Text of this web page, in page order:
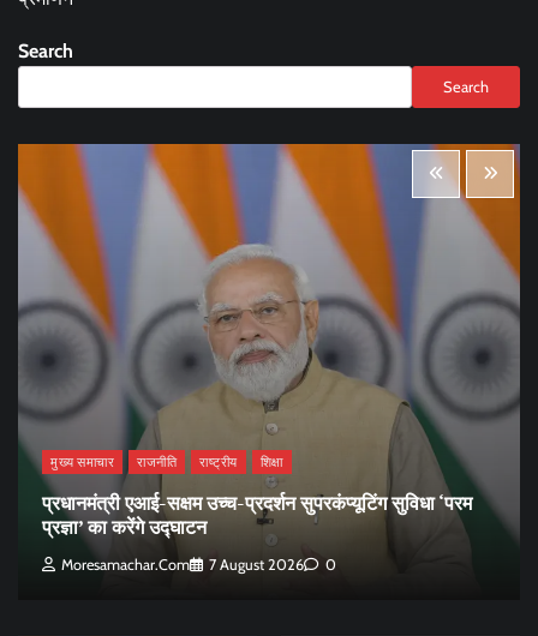
Search
Search
मुख्य समाचार राजनीति राष्ट्रीय शिक्षा
प्रधानमंत्री एआई-सक्षम उच्च-प्रदर्शन सुपरकंप्यूटिंग सुविधा ‘परम
प्रज्ञा’ का करेंगे उद्घाटन
Moresamachar.com 7 August 2026 0